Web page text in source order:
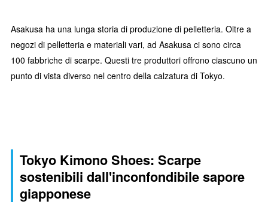
Asakusa ha una lunga storia di produzione di pelletteria. Oltre a
negozi di pelletteria e materiali vari, ad Asakusa ci sono circa
100 fabbriche di scarpe. Questi tre produttori offrono ciascuno un
punto di vista diverso nel centro della calzatura di Tokyo.
Tokyo Kimono Shoes: Scarpe
sostenibili dall'inconfondibile sapore
giapponese